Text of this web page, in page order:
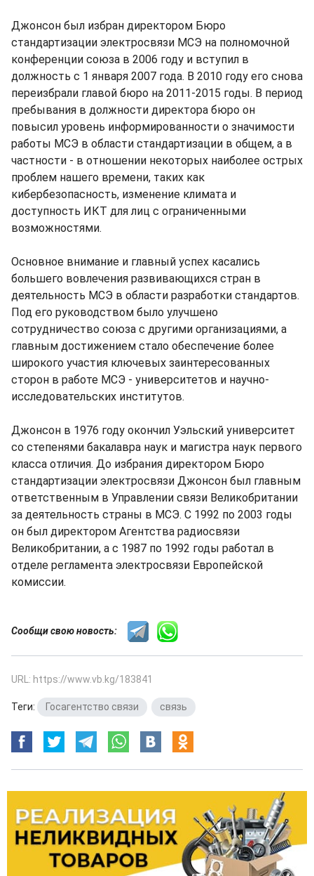
Джонсон был избран директором Бюро
стандартизации электросвязи МСЭ на полномочной
конференции союза в 2006 году и вступил в
должность с 1 января 2007 года. В 2010 году его снова
переизбрали главой бюро на 2011-2015 годы. В период
пребывания в должности директора бюро он
повысил уровень информированности о значимости
работы МСЭ в области стандартизации в общем, а в
частности - в отношении некоторых наиболее острых
проблем нашего времени, таких как
кибербезопасность, изменение климата и
доступность ИКТ для лиц с ограниченными
возможностями.
Основное внимание и главный успех касались
большего вовлечения развивающихся стран в
деятельность МСЭ в области разработки стандартов.
Под его руководством было улучшено
сотрудничество союза с другими организациями, а
главным достижением стало обеспечение более
широкого участия ключевых заинтересованных
сторон в работе МСЭ - университетов и научно-
исследовательских институтов.
Джонсон в 1976 году окончил Уэльский университет
со степенями бакалавра наук и магистра наук первого
класса отличия. До избрания директором Бюро
стандартизации электросвязи Джонсон был главным
ответственным в Управлении связи Великобритании
за деятельность страны в МСЭ. С 1992 по 2003 годы
он был директором Агентства радиосвязи
Великобритании, а с 1987 по 1992 годы работал в
отделе регламента электросвязи Европейской
комиссии.
Сообщи свою новость:
URL: https://www.vb.kg/183841
Теги: Госагентство связи связь